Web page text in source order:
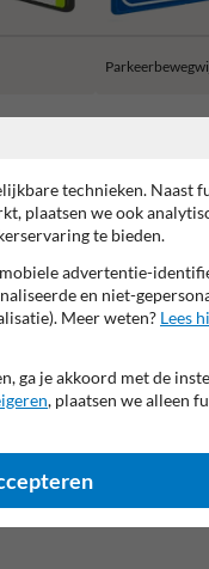
Anti-graffiti laminaat
technieken. Naast
plaatsen we ook
te bieden.
advertentie-
en niet-
Meer weten? Lees
ga je akkoord met de
, plaatsen we alleen